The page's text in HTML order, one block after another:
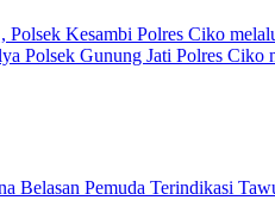
Polsek Kesambi Polres Ciko
Polsek Gunung Jati Polres
Belasan Pemuda Terindikasi